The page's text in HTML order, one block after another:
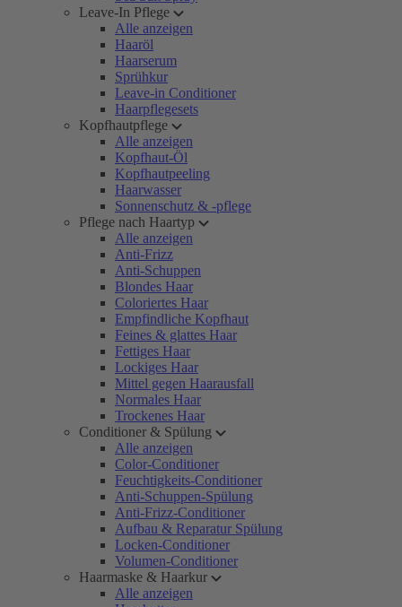
Leave-In Pflege
Alle anzeigen
Haaröl
Haarserum
Sprühkur
Leave-in Conditioner
Haarpflegesets
Kopfhautpflege
Alle anzeigen
Kopfhaut-Öl
Kopfhautpeeling
Haarwasser
Sonnenschutz & -pflege
Pflege nach Haartyp
Alle anzeigen
Anti-Frizz
Anti-Schuppen
Blondes Haar
Coloriertes Haar
Empfindliche Kopfhaut
Feines & glattes Haar
Fettiges Haar
Lockiges Haar
Mittel gegen Haarausfall
Normales Haar
Trockenes Haar
Conditioner & Spülung
Alle anzeigen
Color-Conditioner
Feuchtigkeits-Conditioner
Anti-Schuppen-Spülung
Anti-Frizz-Conditioner
Aufbau & Reparatur Spülung
Locken-Conditioner
Volumen-Conditioner
Haarmaske & Haarkur
Alle anzeigen